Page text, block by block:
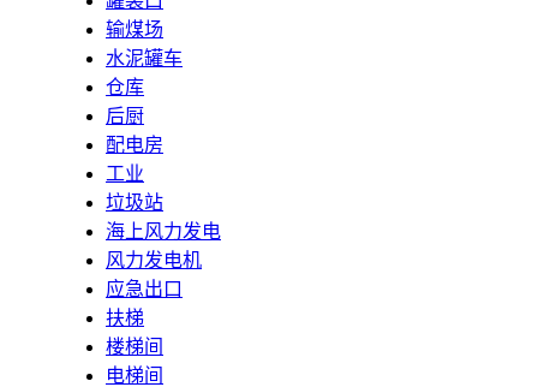
输煤场
水泥罐车
仓库
后厨
配电房
工业
垃圾站
海上风力发电
风力发电机
应急出口
扶梯
楼梯间
电梯间